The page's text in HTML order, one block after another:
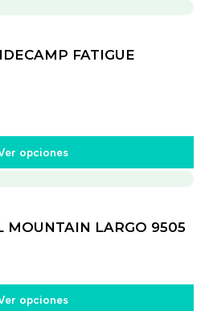
FATIGUE
opciones
MOUNTAIN LARGO 9505
opciones